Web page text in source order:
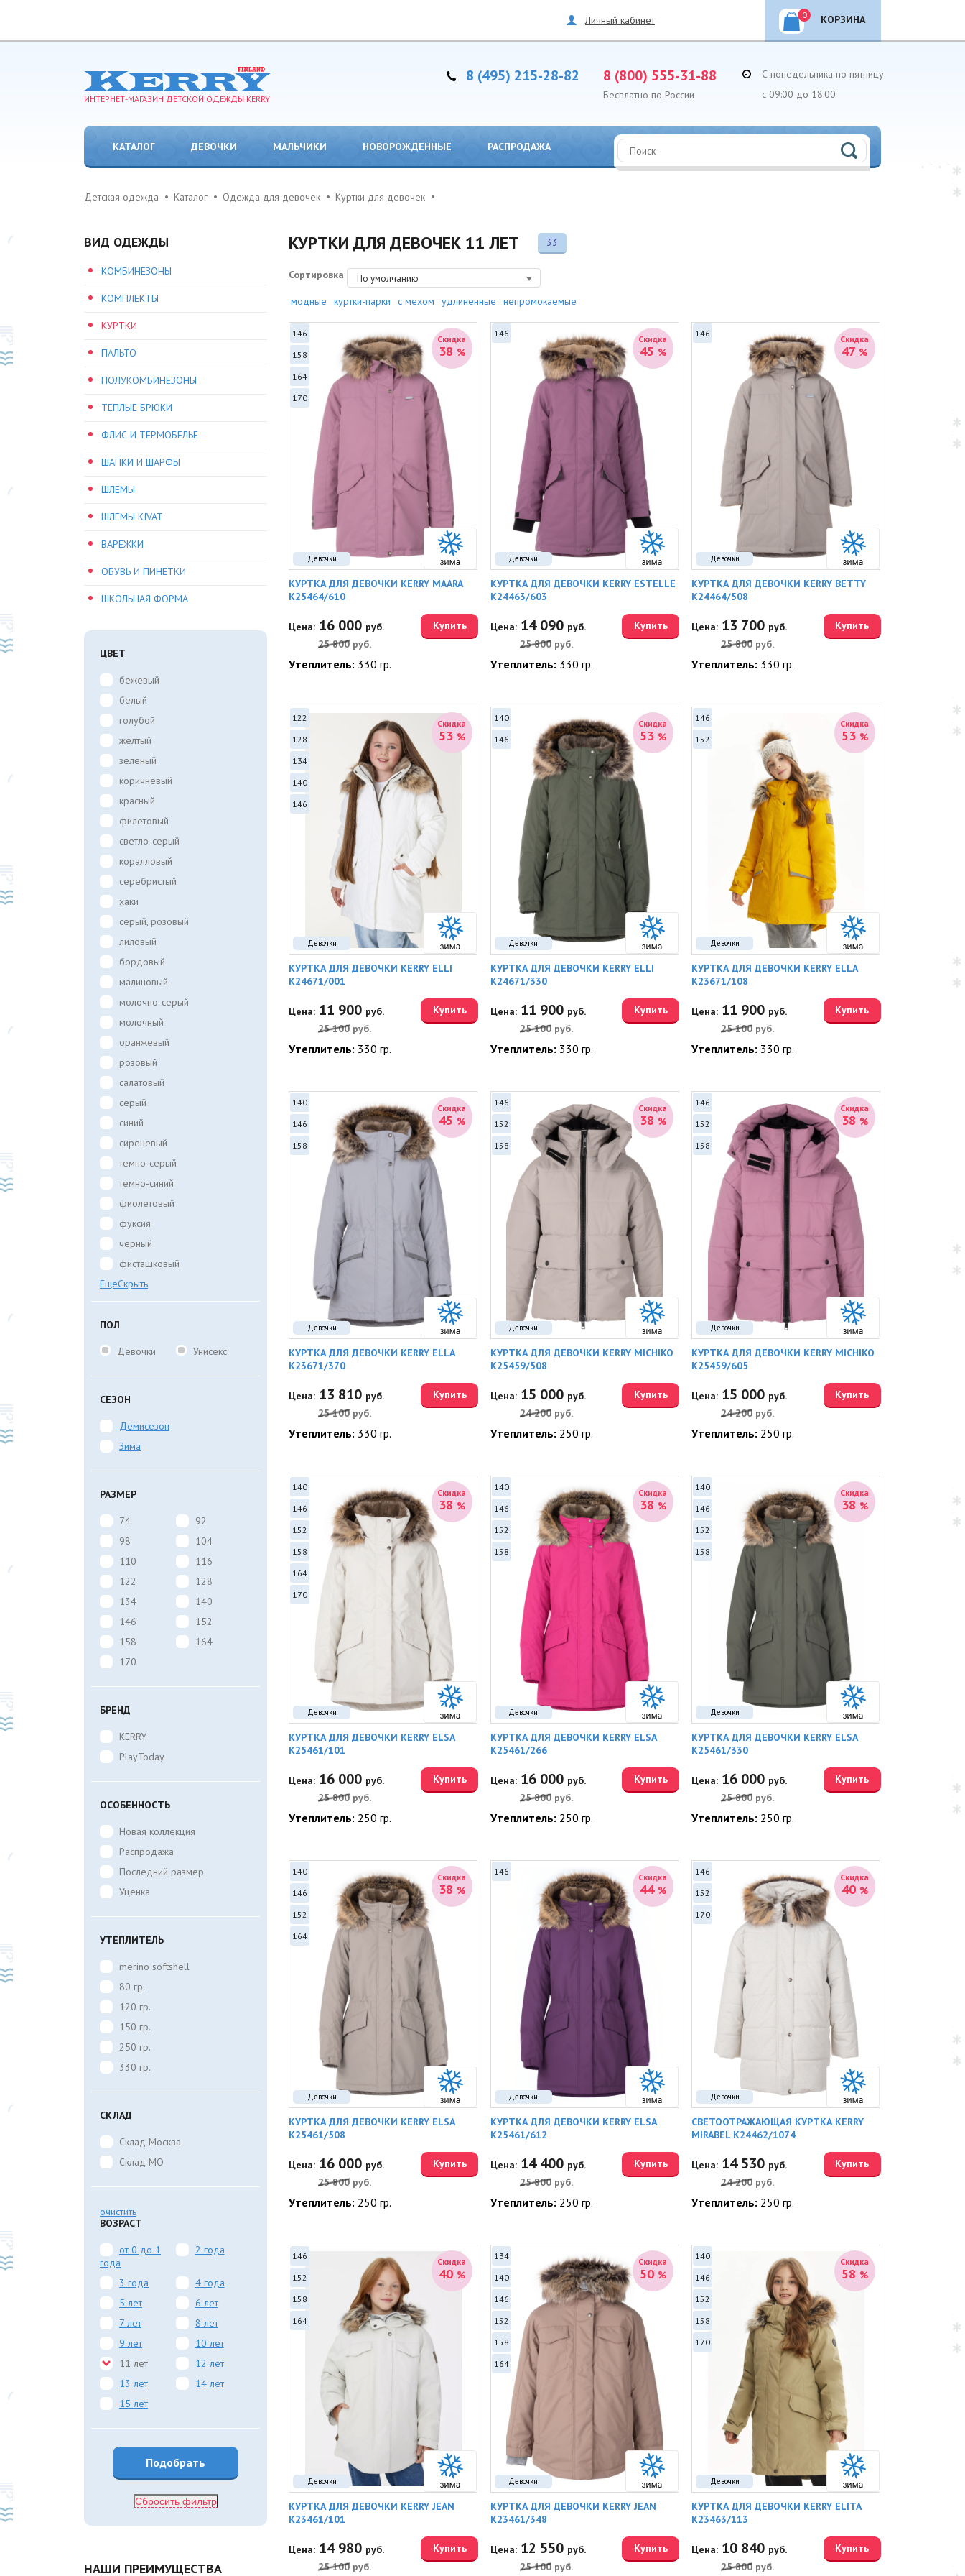
Личный кабинет КОРЗИНА
0
ИНТЕРНЕТ-МАГАЗИН ДЕТСКОЙ ОДЕЖДЫ KERRY
8 (495) 215-28-82 8 (800) 555-31-88
Бесплатно по России
С понедельника по пятницу
с 09:00 до 18:00
КАТАЛОГ ДЕВОЧКИ МАЛЬЧИКИ НОВОРОЖДЕННЫЕ РАСПРОДАЖА
Детская одежда Каталог Одежда для девочек Куртки для девочек
ВИД ОДЕЖДЫ
КОМБИНЕЗОНЫ
КОМПЛЕКТЫ
КУРТКИ
ПАЛЬТО
ПОЛУКОМБИНЕЗОНЫ
ТЕПЛЫЕ БРЮКИ
ФЛИС И ТЕРМОБЕЛЬЕ
ШАПКИ И ШАРФЫ
ШЛЕМЫ
ШЛЕМЫ KIVAT
ВАРЕЖКИ
ОБУВЬ И ПИНЕТКИ
ШКОЛЬНАЯ ФОРМА
ЦВЕТ
бежевый
белый
голубой
желтый
зеленый
коричневый
красный
филетовый
светло-серый
коралловый
серебристый
хаки
серый, розовый
лиловый
бордовый
малиновый
молочно-серый
молочный
оранжевый
розовый
салатовый
серый
синий
сиреневый
темно-серый
темно-синий
фиолетовый
фуксия
черный
фисташковый
ЕщеСкрыть
ПОЛ
Девочки Унисекс
СЕЗОН
Демисезон
Зима
РАЗМЕР
74
92
98
104
110
116
122
128
134
140
146
152
158
164
170
БРЕНД
KERRY
PlayToday
ОСОБЕННОСТЬ
Новая коллекция
Распродажа
Последний размер
Уценка
УТЕПЛИТЕЛЬ
merino softshell
80 гр.
120 гр.
150 гр.
250 гр.
330 гр.
СКЛАД
Склад Москва
Склад МО
очистить
ВОЗРАСТ
от 0 до 1
года
2 года
3 года
4 года
5 лет
6 лет
7 лет
8 лет
9 лет
10 лет
11 лет
12 лет
13 лет
14 лет
15 лет
Сбросить фильтр
НАШИ ПРЕИМУЩЕСТВА
КУРТКИ ДЛЯ ДЕВОЧЕК 11 ЛЕТ 33
Сортировка По умолчанию
модные куртки-парки с мехом удлиненные непромокаемые
Девочки
Скидка
38 %
146
158
164
170
КУРТКА ДЛЯ ДЕВОЧКИ KERRY MAARA
K25464/610
Цена: 16 000 руб.
25 800 руб.
Купить
Утеплитель: 330 гр.
Девочки
Скидка
45 %
146
КУРТКА ДЛЯ ДЕВОЧКИ KERRY ESTELLE
K24463/603
Цена:14 090 руб.
25 800 руб.
Купить
Утеплитель: 330 гр.
Девочки
Скидка
47 %
146
КУРТКА ДЛЯ ДЕВОЧКИ KERRY BETTY
K24464/508
Цена: 13 700 руб.
25 800 руб.
Купить
Утеплитель: 330 гр.
Девочки
Скидка
53 %
122
128
134
140
146
КУРТКА ДЛЯ ДЕВОЧКИ KERRY ELLI
K24671/001
Цена: 11 900 руб.
25 100 руб.
Купить
Утеплитель: 330 гр.
Девочки
Скидка
53 %
140
146
КУРТКА ДЛЯ ДЕВОЧКИ KERRY ELLI
K24671/330
Цена:11 900 руб.
25 100 руб.
Купить
Утеплитель: 330 гр.
Девочки
Скидка
53 %
146
152
КУРТКА ДЛЯ ДЕВОЧКИ KERRY ELLA
K23671/108
Цена: 11 900 руб.
25 100 руб.
Купить
Утеплитель: 330 гр.
Девочки
Скидка
45 %
140
146
158
КУРТКА ДЛЯ ДЕВОЧКИ KERRY ELLA
K23671/370
Цена: 13 810 руб.
25 100 руб.
Купить
Утеплитель: 330 гр.
Девочки
Скидка
38 %
146
152
158
КУРТКА ДЛЯ ДЕВОЧКИ KERRY MICHIKO
K25459/508
Цена:15 000 руб.
24 200 руб.
Купить
Утеплитель: 250 гр.
Девочки
Скидка
38 %
146
152
158
КУРТКА ДЛЯ ДЕВОЧКИ KERRY MICHIKO
K25459/605
Цена: 15 000 руб.
24 200 руб.
Купить
Утеплитель: 250 гр.
Девочки
Скидка
38 %
140
146
152
158
164
170
КУРТКА ДЛЯ ДЕВОЧКИ KERRY ELSA
K25461/101
Цена: 16 000 руб.
25 800 руб.
Купить
Утеплитель: 250 гр.
Девочки
Скидка
38 %
140
146
152
158
КУРТКА ДЛЯ ДЕВОЧКИ KERRY ELSA
K25461/266
Цена:16 000 руб.
25 800 руб.
Купить
Утеплитель: 250 гр.
Девочки
Скидка
38 %
140
146
152
158
КУРТКА ДЛЯ ДЕВОЧКИ KERRY ELSA
K25461/330
Цена: 16 000 руб.
25 800 руб.
Купить
Утеплитель: 250 гр.
Девочки
Скидка
38 %
140
146
152
164
КУРТКА ДЛЯ ДЕВОЧКИ KERRY ELSA
K25461/508
Цена: 16 000 руб.
25 800 руб.
Купить
Утеплитель: 250 гр.
Девочки
Скидка
44 %
146
КУРТКА ДЛЯ ДЕВОЧКИ KERRY ELSA
K25461/612
Цена:14 400 руб.
25 800 руб.
Купить
Утеплитель: 250 гр.
Девочки
Скидка
40 %
146
152
170
СВЕТООТРАЖАЮЩАЯ КУРТКА KERRY
MIRABEL K24462/1074
Цена: 14 530 руб.
24 200 руб.
Купить
Утеплитель: 250 гр.
Девочки
Скидка
40 %
146
152
158
164
КУРТКА ДЛЯ ДЕВОЧКИ KERRY JEAN
K23461/101
Цена: 14 980 руб.
25 100 руб.
Купить
Девочки
Скидка
50 %
134
140
146
152
158
164
КУРТКА ДЛЯ ДЕВОЧКИ KERRY JEAN
K23461/348
Цена:12 550 руб.
25 100 руб.
Купить
Девочки
Скидка
58 %
140
146
152
158
170
КУРТКА ДЛЯ ДЕВОЧКИ KERRY ELITA
K23463/113
Цена: 10 840 руб.
25 800 руб.
Купить